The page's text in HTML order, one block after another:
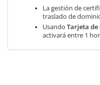
La gestión de
traslado de
Usando Tarjeta de
activará entre 1